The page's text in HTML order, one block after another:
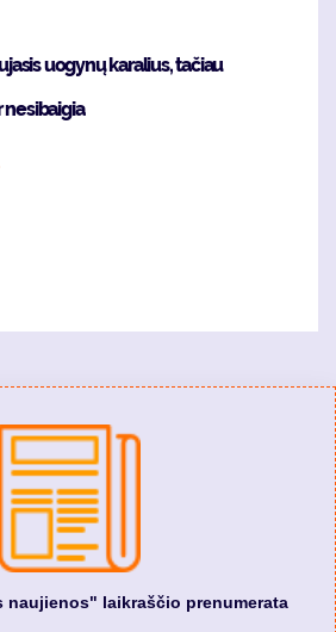
uogynų karalius, tačiau
nesibaigia
naujienos" laikraščio prenumerata